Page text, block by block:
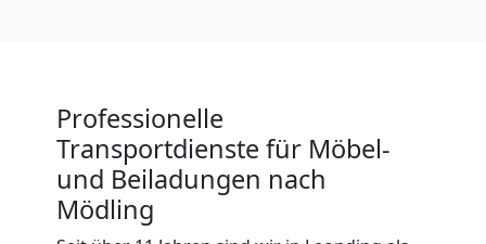
Professionelle
Transportdienste für Möbel-
und Beiladungen nach
Mödling
Tresortransport
Leonding